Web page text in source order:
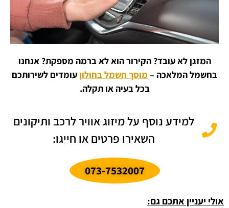
המזגן לא עובד? הקירור הוא לא ברמה מספקת? אנחנו
בחשמל המלאכה – מוסך חשמל בחולון עומדים לשירותכם
בכל בעיה או תקלה.
למידע נוסף על מיזוג אוויר לרכב ותיקונים
השאירו פרטים או חייגו:
073-7532007
אולי יעניין אתכם גם: